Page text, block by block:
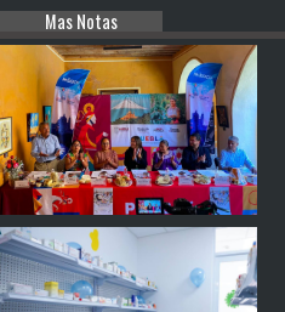
Mas Notas